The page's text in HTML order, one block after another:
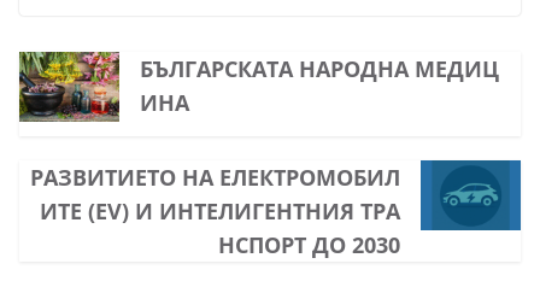
БЪЛГАРСКАТА НАРОДНА МЕДИЦ
ИНА
РАЗВИТИЕТО НА ЕЛЕКТРОМОБИЛ
ИТЕ (EV) И ИНТЕЛИГЕНТНИЯ ТРА
НСПОРТ ДО 2030